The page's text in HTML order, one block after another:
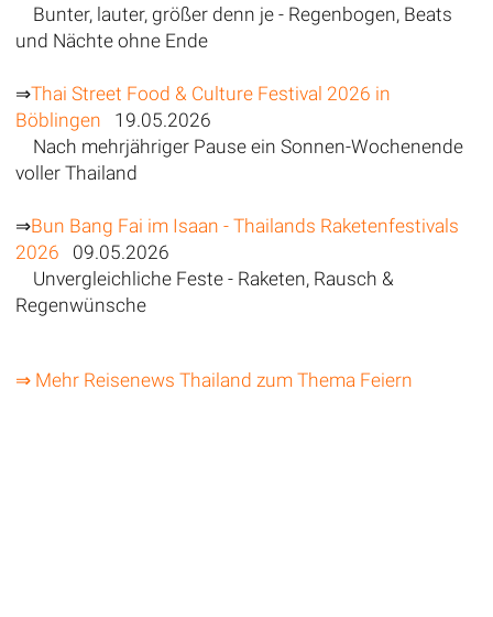
Bunter, lauter, größer denn je - Regenbogen, Beats
und Nächte ohne Ende
⇒Thai Street Food & Culture Festival 2026 in
Böblingen 19.05.2026
Nach mehrjähriger Pause ein Sonnen-Wochenende
voller Thailand
⇒Bun Bang Fai im Isaan - Thailands Raketenfestivals
2026 09.05.2026
Unvergleichliche Feste - Raketen, Rausch &
Regenwünsche
⇒ Mehr Reisenews Thailand zum Thema Feiern